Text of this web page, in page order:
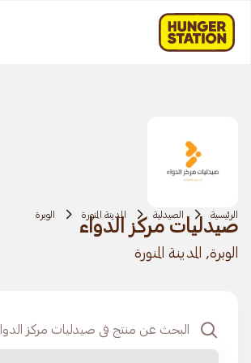
الرئيسية الصيدلية المدينة المنورة الوبرة
صيدليات مركز الدواء
الوبرة, المدينة المنورة